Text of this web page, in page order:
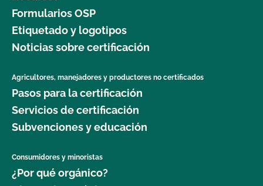
Formularios OSP
Etiquetado y logotipos
Noticias sobre certificación
Agricultores, manejadores y productores no certificados
Pasos para la certificación
Servicios de certificación
Subvenciones y educación
Consumidores y minoristas
¿Por qué orgánico?